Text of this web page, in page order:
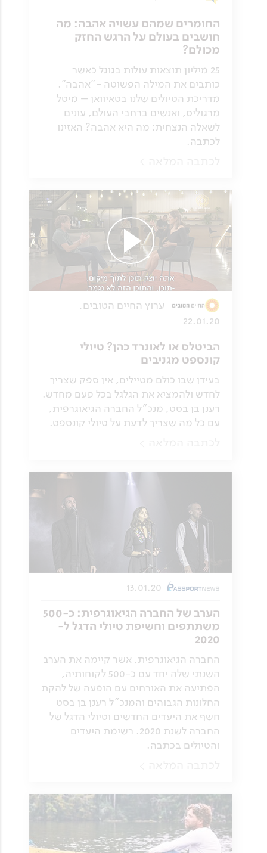
החומרים שמהם עשויה אהבה: מה
חושבים בעולם על הרגש החזק
מכולם?
25 מיליון תוצאות עולות בגוגל כאשר
כותבים את המילה הפשוטה -"אהבה".
מדריכת הטיולים שלנו בטאיוואן – מיטל
מרגוליס, ואנשים ברחבי העולם, עונים
לשאלה הנצחית: מה היא אהבה? האזינו
לכתבה.
ערוץ החיים הטובים,
22.01.20
הביטלס או לאונרד כהן? טיולי
קונספט מגניבים
בעידן שבו כולם מטיילים, אין ספק שצריך
לחדש ולהמציא את הגלגל בכל פעם מחדש.
רענן בן בסט, מנכ"ל החברה הגיאוגרפית,
עם כל מה שצריך לדעת על טיולי קונספט.
13.01.20
הערב של החברה הגיאוגרפית: כ-500
משתתפים וחשיפת טיולי הדגל ל-
2020
החברה הגיאוגרפית, אשר קיימה את הערב
השנתי שלה יחד עם כ-500 לקוחותיה,
הפתיעה את האורחים עם הופעה של להקת
החלונות הגבוהים והמנכ"ל רענן בן בסט
חשף את היעדים החדשים וטיולי הדגל של
החברה לשנת 2020. רשימת היעדים
והטיולים בכתבה.